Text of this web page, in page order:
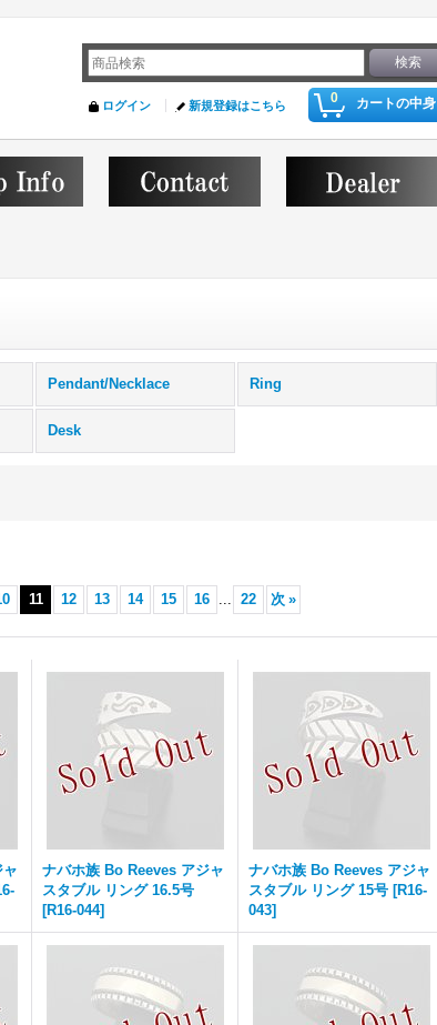
0 カートの中身
ログイン 新規登録はこちら
Pendant/Necklace Ring
Desk
11 12 13 14 15 16 ... 22 次 »
ナバホ族 Bo Reeves アジャ
スタブル リング 16.5号
[R16-044]
ナバホ族 Bo Reeves アジャ
スタブル リング 15号 [R16-
043]